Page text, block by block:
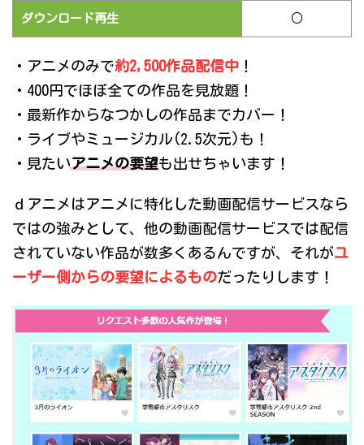
ダウンロード再生 ○
・アニメのみで約2,500作品配信中 ！
・400円でほぼ全ての作品を見放題！
・最新作からなつかしの作品までカバー！
・ライブやミュージカル(2.5次元)も！
・見たいアニメの要望も出せちゃいます！
ｄアニメはアニメに特化した動画配信サービスなら
ではの強みとして、他の動画配信サービスでは配信
されていない作品が数多くあるんですが、それがユ
ーザー側からの要望によるものだったりします！